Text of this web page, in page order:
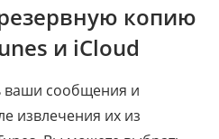
копию
и iCloud
ваши сообщения и
извлечения их из